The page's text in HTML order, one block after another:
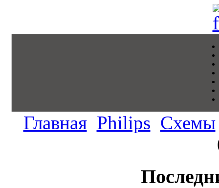
Главная Philips Схемы